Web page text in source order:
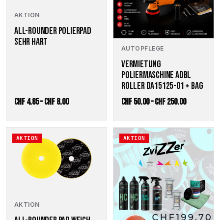
AKTION
ALL-ROUNDER POLIERPAD
SEHR HART
CHF4.85–CHF8.00Preisspanne:
bis
CHF 8.00
Optionen
können
auf
der
AUTOPFLEGE
VERMIETUNG
POLIERMASCHINE ADBL
ROLLER DA15125-01 + BAG
CHF50.00–CHF250.00
bis
CHF 250.00
Die
Optionen
können
auf
der
gewählt
werden
AKTION
AKTION
Dieses
Produkt
weist
mehrere
Varianten
Optionen
können
AKTION